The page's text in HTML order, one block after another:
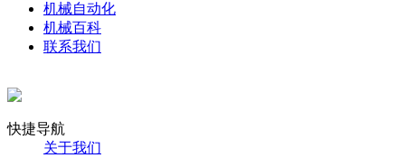
机械自动化
机械百科
联系我们
快捷导航
关于我们